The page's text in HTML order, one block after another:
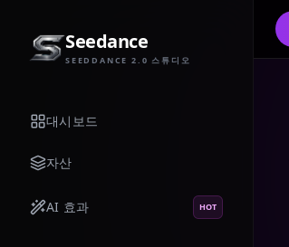
Seedance
SEEDDANCE 2.0 스튜디오
대시보드
자산
AI 효과 HOT